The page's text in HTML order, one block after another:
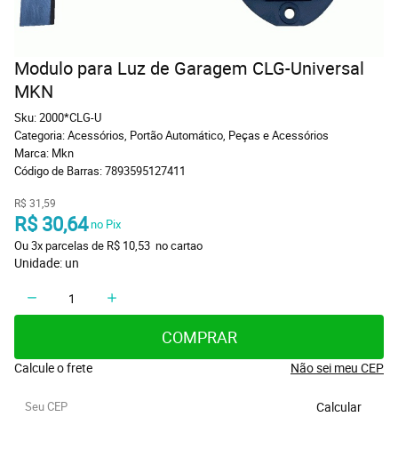
Modulo para Luz de Garagem CLG-Universal
MKN
Sku:2000*CLG-U
Categoria:Acessórios, Portão Automático, Peças e Acessórios
Marca: Mkn
Código de Barras:7893595127411
R$ 31,59
R$ 30,64 no Pix
Ou 3x parcelas de R$ 10,53 no cartao
Unidade: un
COMPRAR
Calcule o frete Não sei meu CEP
Calcular